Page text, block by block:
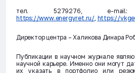
тел. 5279276, e-
https://www.energyret.ru/ https://
Директор центра – Халикова Динара
Публикации в научном журнале
научной карьере. Именно они могут
их указать в портфолио или